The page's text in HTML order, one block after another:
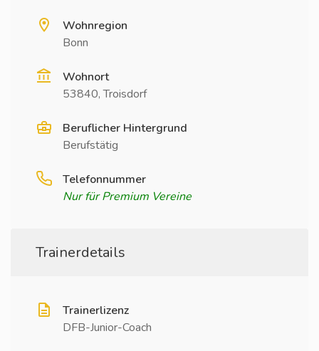
Wohnregion
Bonn
Wohnort
53840, Troisdorf
Beruflicher Hintergrund
Berufstätig
Telefonnummer
Nur für Premium Vereine
Trainerdetails
Trainerlizenz
DFB-Junior-Coach